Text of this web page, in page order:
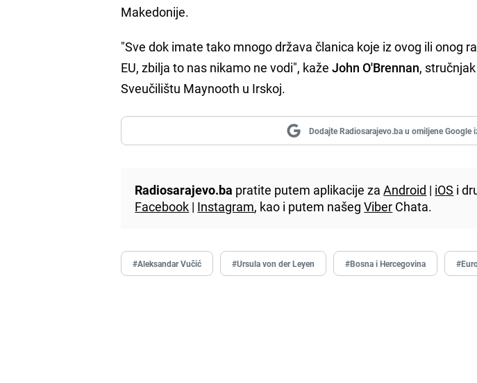
Makedonije.
"Sve dok imate tako mnogo država članica koje iz ovog ili onog
EU, zbilja to nas nikamo ne vodi", kaže John O'Brennan,
Sveučilištu Maynooth u Irskoj.
Dodajte Radiosarajevo.ba u omiljene Google
Radiosarajevo.ba pratite putem aplikacije zaAndroid | iOS i
Facebook | Instagram, kao i putem našegViber Chata.
#Aleksandar Vučić #Ursula von der Leyen #Bosna i Hercegovina